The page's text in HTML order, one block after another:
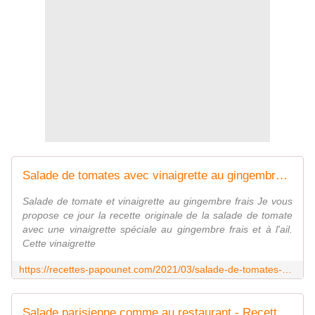
Salade de tomates avec vinaigrette au gingembre frais - Recettes de Papounet
Salade de tomate et vinaigrette au gingembre frais Je vous
propose ce jour la recette originale de la salade de tomate
avec une vinaigrette spéciale au gingembre frais et à l'ail.
Cette vinaigrette